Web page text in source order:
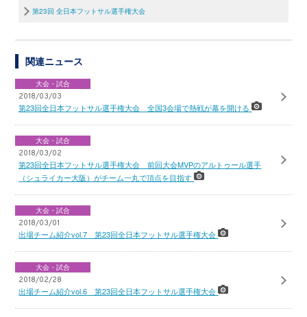
第23回 全日本フットサル選手権大会
関連ニュース
大会・試合
2018/03/03
第23回全日本フットサル選手権大会 全国3会場で熱戦が幕を開ける
大会・試合
2018/03/02
第23回全日本フットサル選手権大会 前回大会MVPのアルトゥール選手
（シュライカー大阪）がチーム一丸で頂点を目指す
大会・試合
2018/03/01
出場チーム紹介vol.7 第23回全日本フットサル選手権大会
大会・試合
2018/02/28
出場チーム紹介vol.6 第23回全日本フットサル選手権大会